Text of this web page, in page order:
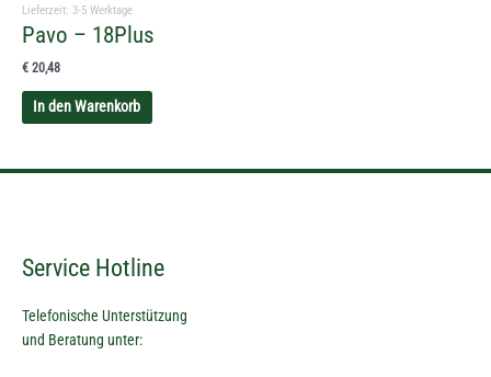
Lieferzeit: 3-5 Werktage
Pavo – 18Plus
€ 20,48
In den Warenkorb
Service Hotline
Telefonische Unterstützung
und Beratung unter: